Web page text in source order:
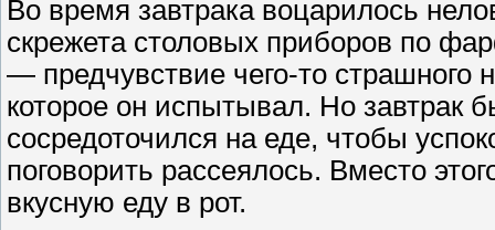
Во время завтрака воцарилось
скрежета столовых приборов по
— предчувствие чего-то страшного
которое он испытывал. Но завтрак
сосредоточился на еде, чтобы
поговорить рассеялось. Вместо
вкусную еду в рот.